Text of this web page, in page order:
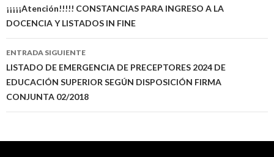
de
entradas
¡¡¡¡¡Atención!!!!! CONSTANCIAS PARA INGRESO A LA
DOCENCIA Y LISTADOS IN FINE
ENTRADA SIGUIENTE
LISTADO DE EMERGENCIA DE PRECEPTORES 2024 DE
EDUCACIÓN SUPERIOR SEGÚN DISPOSICIÓN FIRMA
CONJUNTA 02/2018